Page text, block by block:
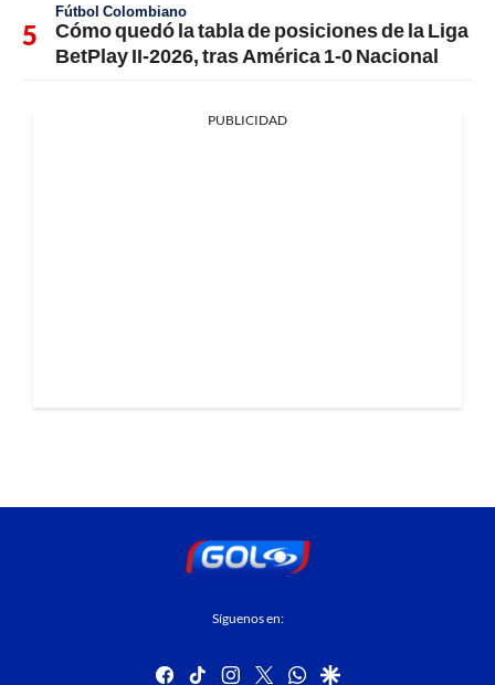
Fútbol Colombiano
Cómo quedó la tabla de posiciones de la Liga
BetPlay II-2026, tras América 1-0 Nacional
PUBLICIDAD
Síguenos en:
facebook
tiktok instagram
twitterwhatsapp
google